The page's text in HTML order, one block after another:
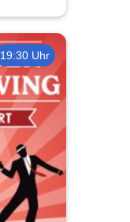
19:30 Uhr